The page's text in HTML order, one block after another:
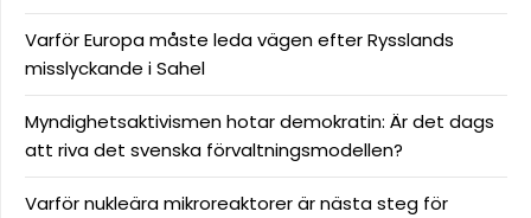
Varför Europa måste leda vägen efter Rysslands
misslyckande i Sahel
Myndighetsaktivismen hotar demokratin: Är det dags
att riva det svenska förvaltningsmodellen?
Varför nukleära mikroreaktorer är nästa steg för